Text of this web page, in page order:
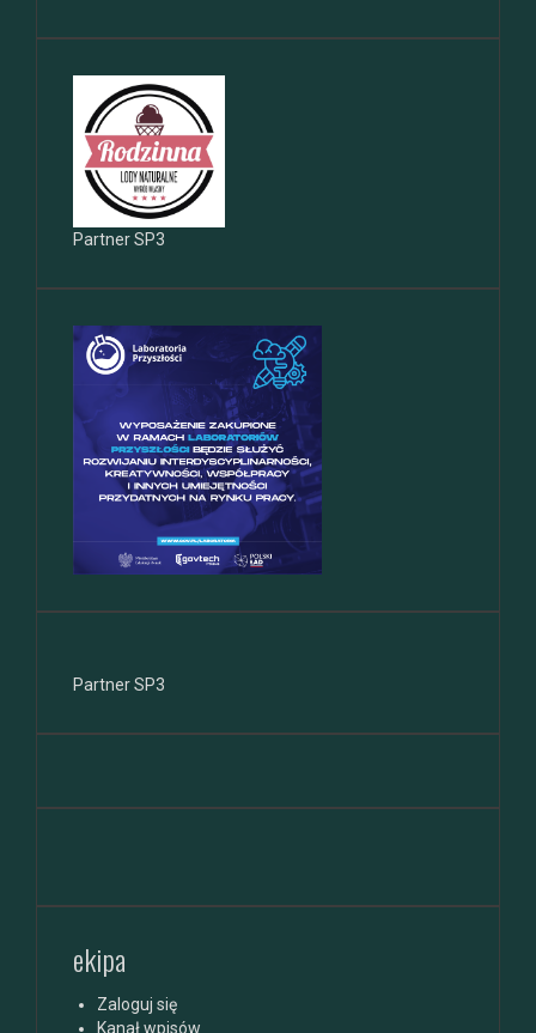
Partner SP3
Partner SP3
ekipa
Zaloguj się
Kanał wpisów